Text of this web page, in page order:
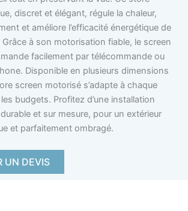
discret et élégant, régule la chaleur,
et améliore l’efficacité énergétique de
à son motorisation fiable, le screen
facilement par télécommande ou
Disponible en plusieurs dimensions
screen motorisé s’adapte à chaque
budgets. Profitez d’une installation
et sur mesure, pour un extérieur
et parfaitement ombragé.
UN DEVIS